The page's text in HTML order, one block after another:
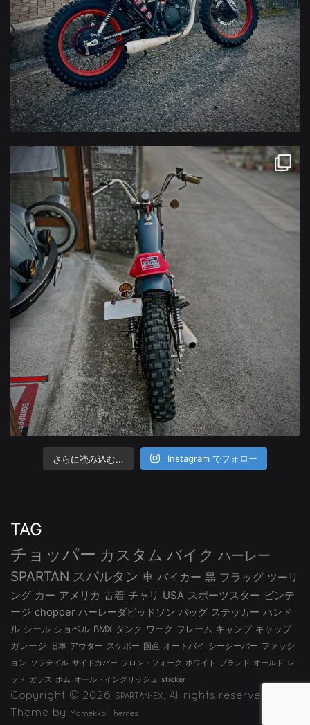
さらに読み込む... Instagram でフォロー
TAG
チョッパー カスタム バイク ハーレー
SPARTAN スパルタン 車 バイカー 黒 フラッグ ツーリ
ング カー アメリカ 古着 チャリ USA スポーツスター ビンテ
ージ chopper ハーレーダビッドソン バッグ ステッカー ハンド
ル シール ショベル BMX タンク ワーク フレーム キャンプ キャップ
ガレージ 旧車 アウター スケボー 国産 オートバイ シーシーバー ファッシ
ョン ソフテイル サイドカバー フロントフォーク ホワイト ブランド オールド レ
ッド ガラス ボム オールドイングリッシュ sticker
Copyright © 2026 SPARTAN-EX
, All rights reserved.
Theme by
Mamekko Themes